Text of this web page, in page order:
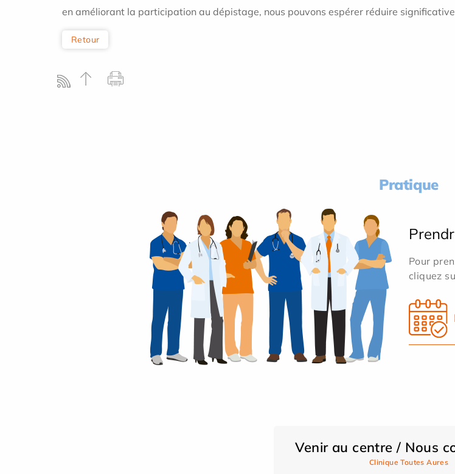
en améliorant la participation au dépistage, nous pouvons espérer réduire
Retour
Pratique
Pour
cliquez
Venir au centre / Nous
Clinique Toutes Aures